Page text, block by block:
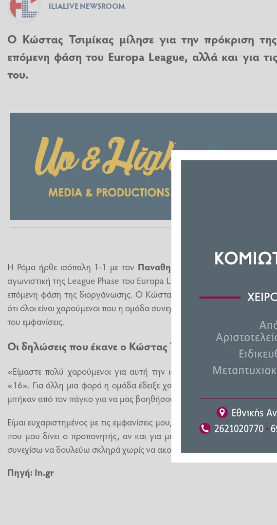
ILIALIVE NEWSROOM
Ο Κώστας Τσιμίκας μίλησε για την πρόκριση
επόμενη φάση του Europa League, αλλά και για
του.
Η Ρόμα ήρθε ισόπαλη 1-1 με τον Παναθηναϊκό
στο ΟΑΚΑ, για την
αγωνιστική της League Phase του Europa League, παίρνοντας έτσι την
επόμενη φάση της διοργάνωσης. Ο Κώστας Τσιμίκας μίλησε για τον
ότι όλοι είναι χαρούμενοι που η ομάδα συνεχίζει στα νοκ-άουτ, ενώ
του εμφανίσεις.
Οι δηλώσεις που έκανε ο Κώστας Τσιμίκας:
«Είμαστε πολύ χαρούμενοι για αυτή την ισοπαλία που μας δίνει
«16». Για άλλη μια φορά η ομάδα έδειξε χαρακτήρα, ακόμα και οι
μπήκαν από τον πάγκο για να μας βοηθήσουν. Η ισοπαλία ήταν δίκαιη.
Είμαι ευχαριστημένος με τις εμφανίσεις μου, πιστεύω ότι απέδειξα ότι
που μου δίνει ο προπονητής, αν και για μένα δεν ήταν η αρχή που
συνεχίσω να δουλεύω σκληρά χωρίς να ακούω την κριτική».
Πηγή: In.gr